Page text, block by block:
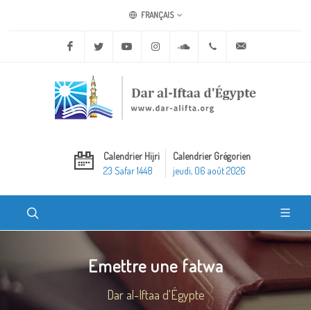
FRANÇAIS
Facebook Twitter Youtube Instagram Soundcloud+20 2 25970400
Calendrier Hijri
23 Safar 1448
Calendrier Grégorien
jeudi, 06 août 2026
Emettre une fatwa
Dar al-Iftaa d'Égypte